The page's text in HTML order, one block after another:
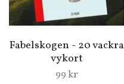
Fabelskogen - 20 vackra
vykort
99 kr